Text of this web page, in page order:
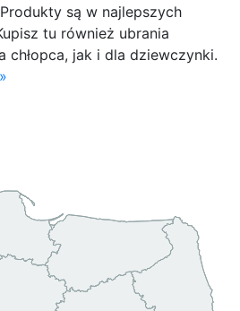
są w najlepszych
tu również ubrania
chłopca, jak i dla dziewczynki.